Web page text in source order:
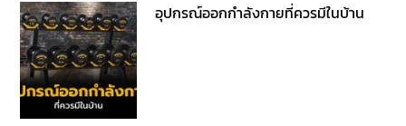
อุปกรณ์ออกกำลังกายที่ควรมีในบ้าน